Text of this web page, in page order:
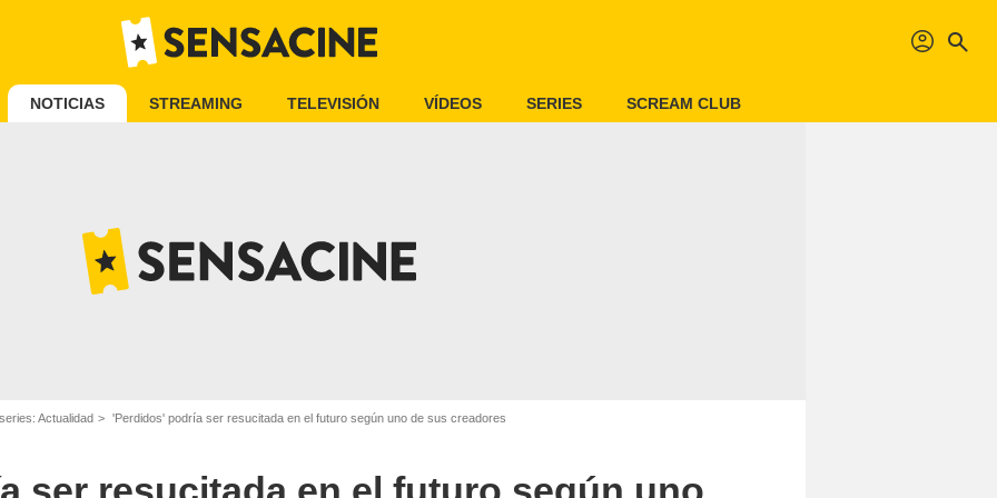
profil search
NOTICIAS STREAMING TELEVISIÓN VÍDEOS SERIES SCREAM CLUB
Actualidad 'Perdidos' podría ser resucitada en el futuro según uno de sus creadores
ABC